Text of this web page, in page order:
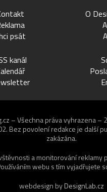
psát
O
kanál
– Všechna práva vyhrazena –
Bez povolení redakce je další
zakázána.
a monitorování reklamy
webu s tím vyjadřujete
webdesign byDesignLab.cz